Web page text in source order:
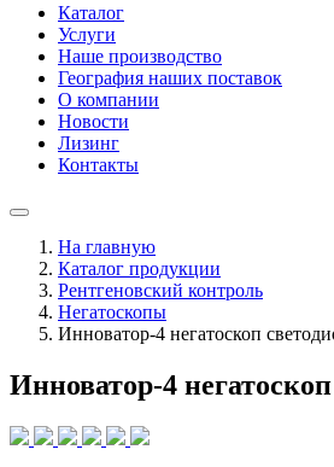
Каталог
Услуги
Наше производство
География наших поставок
О компании
Новости
Лизинг
Контакты
На главную
Каталог продукции
Рентгеновский контроль
Негатоскопы
Инноватор-4 негатоскоп
Инноватор-4